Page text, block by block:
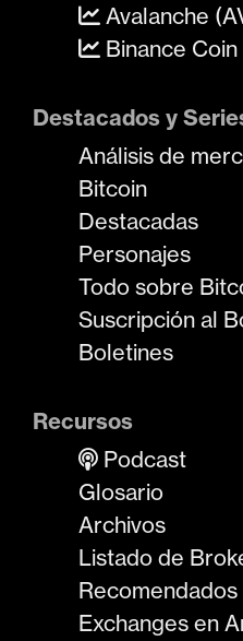
Avalanche
Binance
Destacados y
Análisis de
Bitcoin
Destacadas
Personajes
Todo sobre
Suscripción al
Boletines
Recursos
Podcast
Glosario
Archivos
Listado de
Exchanges en